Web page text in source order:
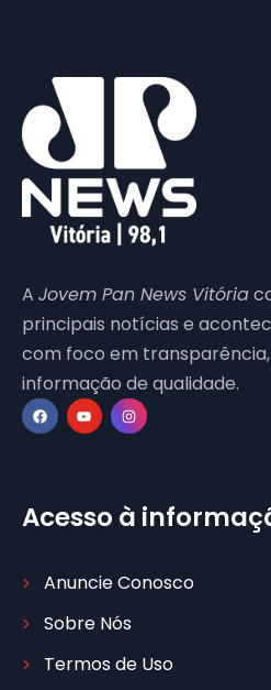
A Jovem Pan News Vitória
principais notícias e
com foco em
informação de qualidade.
Acesso à
Anuncie Conosco
Sobre Nós
Termos de Uso